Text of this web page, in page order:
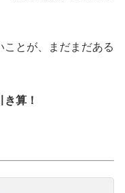
とが、まだまだある
算！